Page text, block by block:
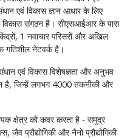
एवं विकास ज्ञान आधार के लिए
विकास संगठन है। सीएसआईआर के पास
1 नवाचार परिसरों और अखिल
गतिशील नेटवर्क है।
एवं विकास विशेषज्ञता और अनुभव
है, जिन्हें लगभग 4000 तकनीकी और
क्षेत्र को कवर करता है - समुद्र
जैव प्रौद्योगिकी और नैनो प्रौद्योगिकी